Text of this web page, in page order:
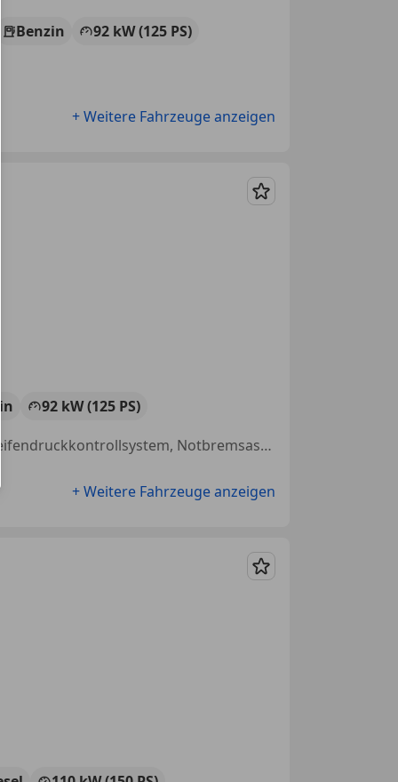
Benzin
92 kW (125 PS)
+ Weitere Fahrzeuge anzeigen
Merken
92 kW (125 PS)
Beifahrerairbag, Fernlichtassistent, Spurhalteassistent, Schiebetür, Reifendruckkontrollsystem, Notbremsassistent, Nebelscheinwerfer
+ Weitere Fahrzeuge anzeigen
Merken